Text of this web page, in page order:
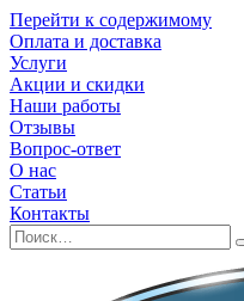
Перейти к содержимому
Оплата и доставка
Услуги
Акции и скидки
Наши работы
Отзывы
Вопрос-ответ
О нас
Статьи
Контакты